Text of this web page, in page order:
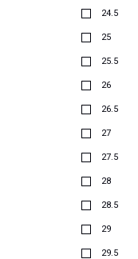
24.5
25
25.5
26
26.5
27
27.5
28
28.5
29
29.5